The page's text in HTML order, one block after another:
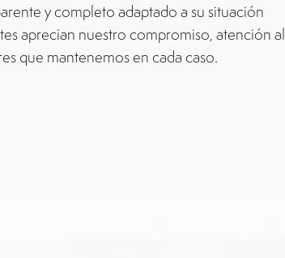
y completo adaptado a su situación
aprecian nuestro compromiso, atención al
que mantenemos en cada caso.